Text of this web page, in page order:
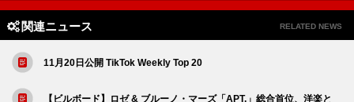
関連ニュース RELATED NEWS
11月20日公開 TikTok Weekly Top 20
【ビルボード】ロゼ & ブルーノ・マーズ「APT.」総合首位、洋楽と